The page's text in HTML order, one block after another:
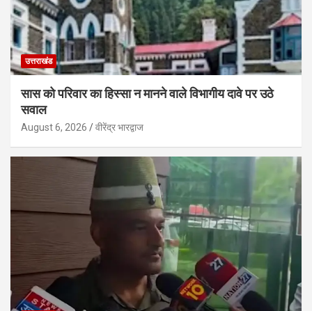
उत्तराखंड
सास को परिवार का हिस्सा न मानने वाले विभागीय दावे पर उठे
सवाल
August 6, 2026 वीरेंद्र भारद्वाज